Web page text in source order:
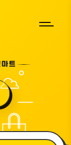
트